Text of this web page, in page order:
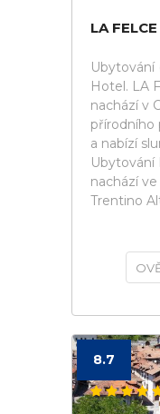
LA
Ubytování
Hotel. LA
nachází v
přírodního
a nabízí
Ubytování
nachází
Trentino
8.7